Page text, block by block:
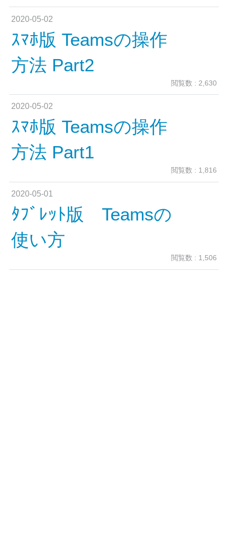
2020-05-02
ｽﾏﾎ版 Teamsの操作
方法 Part2
閲覧数 : 2,630
2020-05-02
ｽﾏﾎ版 Teamsの操作
方法 Part1
閲覧数 : 1,816
2020-05-01
ﾀﾌﾞﾚｯﾄ版 Teamsの
使い方
閲覧数 : 1,506